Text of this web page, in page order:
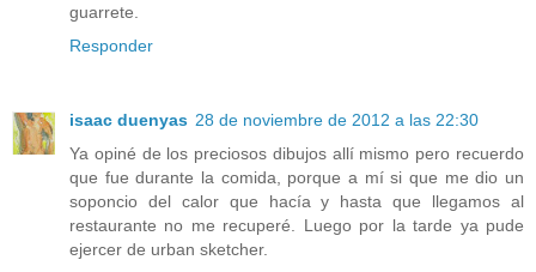
guarrete.
Responder
isaac duenyas 28 de noviembre de 2012 a las 22:30
Ya opiné de los preciosos dibujos allí mismo pero recuerdo
que fue durante la comida, porque a mí si que me dio un
soponcio del calor que hacía y hasta que llegamos al
restaurante no me recuperé. Luego por la tarde ya pude
ejercer de urban sketcher.